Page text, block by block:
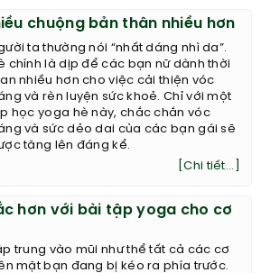
chuộng bản thân nhiều hơn
ta thường nói “nhất dáng nhì da”.
chính là dịp để các bạn nữ dành thời
nhiều hơn cho việc cải thiện vóc
và rèn luyện sức khoẻ. Chỉ với một
học yoga hè này, chắc chắn vóc
và sức dẻo dai của các bạn gái sẽ
tăng lên đáng kể.
[Chi tiết...]
hơn với bài tập yoga cho cơ
trung vào mũi như thể tất cả các cơ
mặt bạn đang bị kéo ra phía trước.